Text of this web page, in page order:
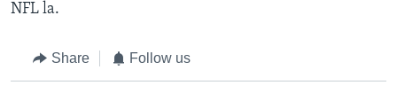
NFL la.
Share Follow us